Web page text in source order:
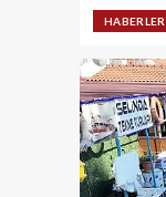
HABERLER